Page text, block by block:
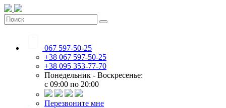
067 597-50-25
+38 067 597-50-25
+38 095 353-77-70
Понедельник - Воскресенье:
c 09:00 по 20:00
Перезвоните мне